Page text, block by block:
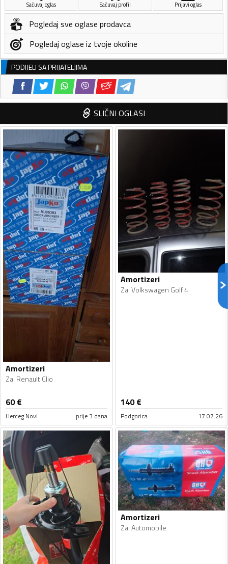
Sačuvaj oglas Sačuvaj profil Prijavi oglas
Pogledaj sve oglase prodavca
Pogledaj oglase iz tvoje okoline
PODIJELI SA PRIJATELJIMA
SLIČNI OGLASI
Amortizeri
Za: Renault Clio
60€
Herceg Novi prije 3 dana
Amortizeri
Za:Volkswagen Golf 4
140€
Podgorica 17.07.26
Amortizeri
Za:Automobile